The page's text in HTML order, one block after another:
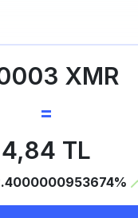
XMR
=
4,84 TL